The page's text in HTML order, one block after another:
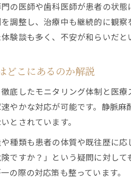
静
静
静
静
静
の医師や歯科医師が患者の状
調整し、治療中も継続的に観
験談も多く、不安が和らいだと
どこにあるのか解説
底したモニタリング体制と医
やかな対応が可能です。静脈
とされています。
種類も患者の体質や既往歴に
ですか？」という疑問に対し
の際の対応策も整っています。